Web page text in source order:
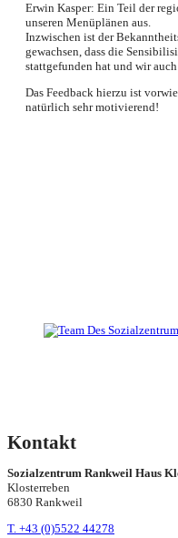
Erwin Kasper: Ein Teil der
unseren Menüplänen aus.
Inzwischen ist der
gewachsen, dass die
stattgefunden hat und wir
Das Feedback hierzu ist
natürlich sehr motivierend!
Kontakt
Sozialzentrum Rankweil Haus
Klosterreben
6830 Rankweil
T. +43 (0)5522 44278